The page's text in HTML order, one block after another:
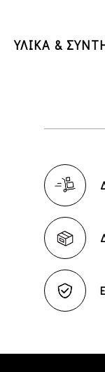
ΥΛΙΚΑ &